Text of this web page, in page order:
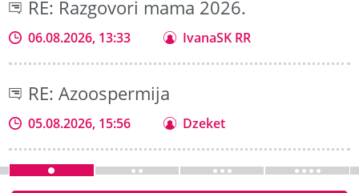
RE: Razgovori mama 2026.
06.08.2026, 13:33 IvanaSK RR
RE: Azoospermija
05.08.2026, 15:56 Dzeket